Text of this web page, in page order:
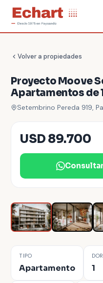
Volver a propiedades
Proyecto Moove
Apartamentos de
Setembrino Pereda 919,
USD 89.700
TIPO
Apartamento 1